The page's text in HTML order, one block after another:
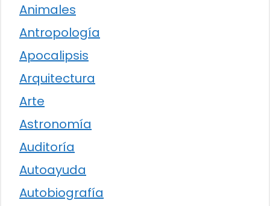
Animales
Antropología
Apocalipsis
Arquitectura
Arte
Astronomía
Auditoría
Autoayuda
Autobiografía